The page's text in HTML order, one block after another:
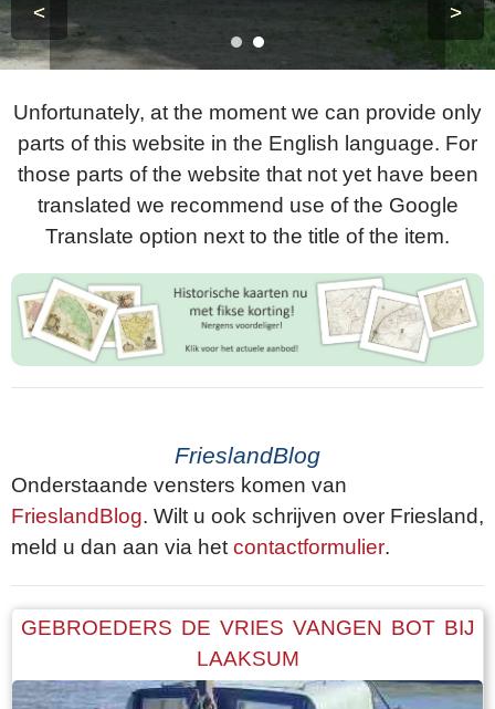
< >
Unfortunately, at the moment we can provide only
parts of this website in the English language. For
those parts of the website that not yet have been
translated we recommend use of the Google
Translate option next to the title of the item.
FrieslandBlog
Onderstaande vensters komen van
FrieslandBlog. Wilt u ook schrijven over Friesland,
meld u dan aan via hetcontactformulier.
GEBROEDERS DE VRIES VANGEN BOT BIJ
LAAKSUM